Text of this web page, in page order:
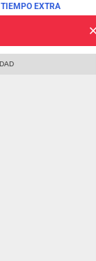
TIEMPO EXTRA